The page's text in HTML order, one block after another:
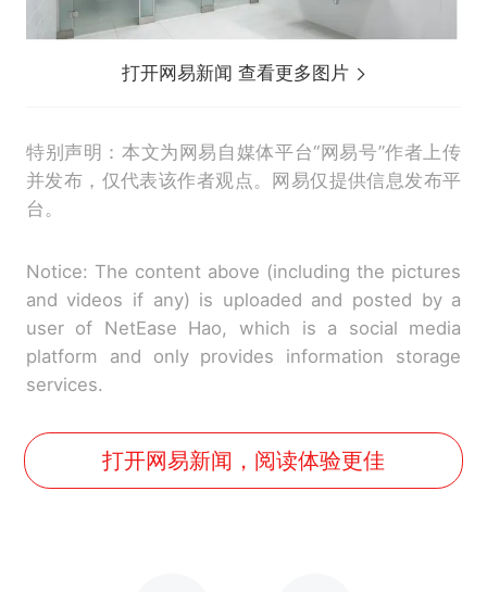
打开网易新闻 查看更多图片
特别声明：本文为网易自媒体平台“网易号”作者上传
并发布，仅代表该作者观点。网易仅提供信息发布平
台。
Notice: The content above (including the pictures
and videos if any) is uploaded and posted by a
user of NetEase Hao, which is a social media
platform and only provides information storage
services.
打开网易新闻，阅读体验更佳